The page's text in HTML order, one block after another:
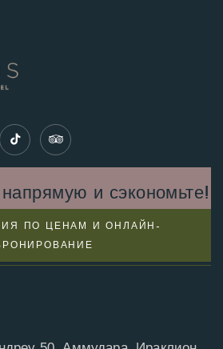
и сэкономьте!
ПО ЦЕНАМ И ОНЛАЙН-